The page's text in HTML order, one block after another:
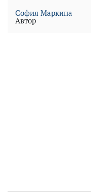
София Маркина
Автор